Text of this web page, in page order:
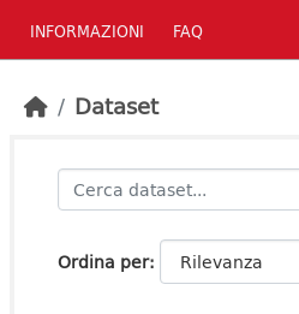
INFORMAZIONI FAQ
Dataset
Ordina per